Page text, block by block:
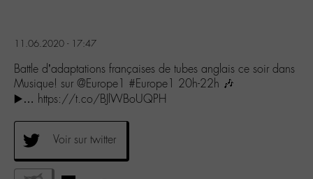
11.06.2020 - 17:47
Battle d’adaptations françaises de tubes anglais ce soir dans
Musique! sur @Europe1 #Europe1 20h-22h 🎶
▶️… https://t.co/BJlWBoUQPH
Voir sur twitter